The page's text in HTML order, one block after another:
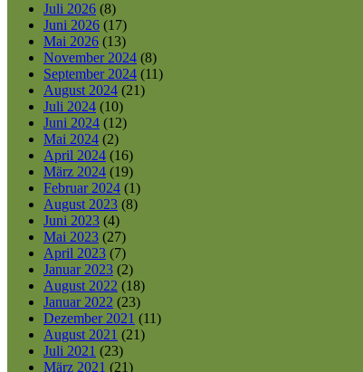
Juli 2026 (8)
Juni 2026 (17)
Mai 2026 (13)
November 2024 (8)
September 2024 (11)
August 2024 (21)
Juli 2024 (10)
Juni 2024 (12)
Mai 2024 (2)
April 2024 (16)
März 2024 (19)
Februar 2024 (1)
August 2023 (8)
Juni 2023 (4)
Mai 2023 (27)
April 2023 (7)
Januar 2023 (2)
August 2022 (18)
Januar 2022 (23)
Dezember 2021 (11)
August 2021 (21)
Juli 2021 (23)
März 2021 (21)